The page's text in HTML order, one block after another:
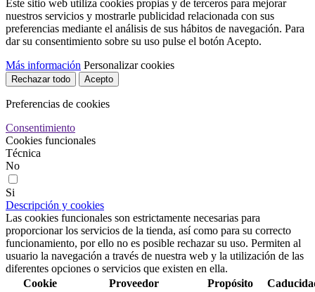
Este sitio web utiliza cookies propias y de terceros para mejorar
nuestros servicios y mostrarle publicidad relacionada con sus
preferencias mediante el análisis de sus hábitos de navegación. Para
dar su consentimiento sobre su uso pulse el botón Acepto.
Más información Personalizar cookies
Rechazar todo Acepto
Preferencias de cookies
Consentimiento
Cookies funcionales
Técnica
No
Si
Descripción y cookies
Las cookies funcionales son estrictamente necesarias para
proporcionar los servicios de la tienda, así como para su correcto
funcionamiento, por ello no es posible rechazar su uso. Permiten al
usuario la navegación a través de nuestra web y la utilización de las
diferentes opciones o servicios que existen en ella.
Cookie
Proveedor Propósito